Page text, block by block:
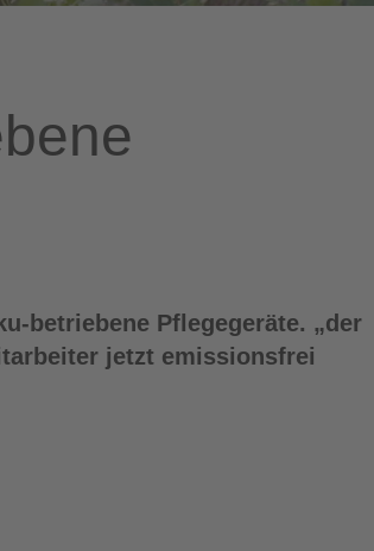
betriebene Pflegegeräte. „der
jetzt emissionsfrei